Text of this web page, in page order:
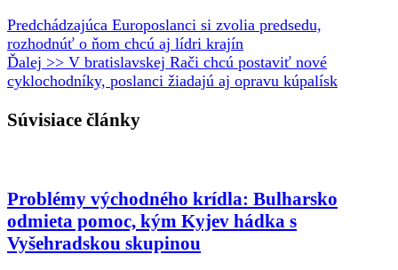
Predchádzajúca Europoslanci si zvolia predsedu,
rozhodnúť o ňom chcú aj lídri krajín
Ďalej >> V bratislavskej Rači chcú postaviť nové
cyklochodníky, poslanci žiadajú aj opravu kúpalísk
Súvisiace články
Problémy východného krídla: Bulharsko
odmieta pomoc, kým Kyjev hádka s
Vyšehradskou skupinou